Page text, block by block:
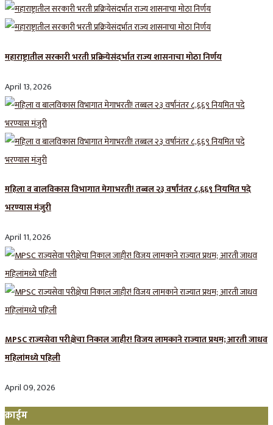
महाराष्ट्रातील सरकारी भरती प्रक्रियेसंदर्भात राज्य शासनाचा मोठा निर्णय
April 13, 2026
महिला व बालविकास विभागात मेगाभरती! तब्बल २३ वर्षांनंतर ८,६६९ नियमित पदे
भरण्यास मंजुरी
April 11, 2026
MPSC राज्यसेवा परीक्षेचा निकाल जाहीर! विजय लामकाने राज्यात प्रथम; आरती जाधव
महिलांमध्ये पहिली
April 09, 2026
क्राईम